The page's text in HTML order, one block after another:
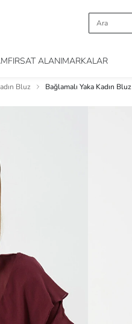
FIRSAT ALANIMARKALAR
Bluz Bağlamalı Yaka Kadın Bluz